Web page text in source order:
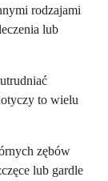
rodzajami
lub
to wielu
zębów
lub gardle